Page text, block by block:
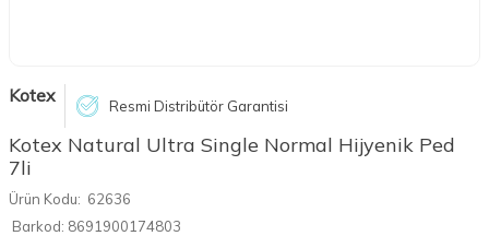
Kotex Resmi Distribütör Garantisi
Kotex Natural Ultra Single Normal Hijyenik Ped
7li
Ürün Kodu: 62636
Barkod: 8691900174803